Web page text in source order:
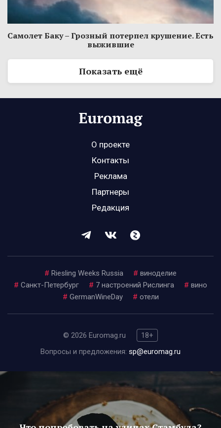
Самолет Баку – Грозный потерпел крушение. Есть
выжившие
Показать ещё
О проекте
Контакты
Реклама
Партнеры
Редакция
# Riesling Weeks Russia # виноделие
# Санкт-Петербург # 7 настроений Рислинга # вино
# GermanWineDay # отели
© 2026 Euromag.ru
18+
Вопросы и предложения: sp@euromag.ru